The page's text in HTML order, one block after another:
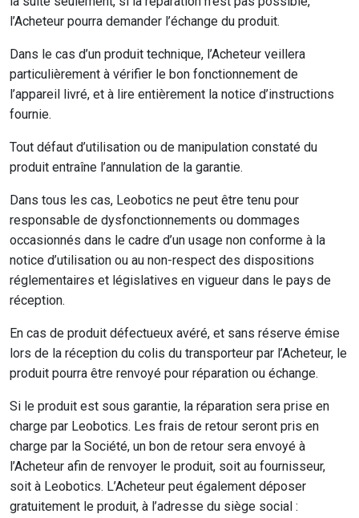
l’Acheteur pourra demander l’échange du produit.
Dans le cas d’un produit technique, l’Acheteur veillera
particulièrement à vérifier le bon fonctionnement de
l’appareil livré, et à lire entièrement la notice d’instructions
fournie.
Tout défaut d’utilisation ou de manipulation constaté du
produit entraîne l’annulation de la garantie.
Dans tous les cas, Leobotics ne peut être tenu pour
responsable de dysfonctionnements ou dommages
occasionnés dans le cadre d’un usage non conforme à la
notice d’utilisation ou au non-respect des dispositions
réglementaires et législatives en vigueur dans le pays de
réception.
En cas de produit défectueux avéré, et sans réserve émise
lors de la réception du colis du transporteur par l’Acheteur, le
produit pourra être renvoyé pour réparation ou échange.
Si le produit est sous garantie, la réparation sera prise en
charge par Leobotics. Les frais de retour seront pris en
charge par la Société, un bon de retour sera envoyé à
l’Acheteur afin de renvoyer le produit, soit au fournisseur,
soit à Leobotics. L’Acheteur peut également déposer
gratuitement le produit, à l’adresse du siège social :